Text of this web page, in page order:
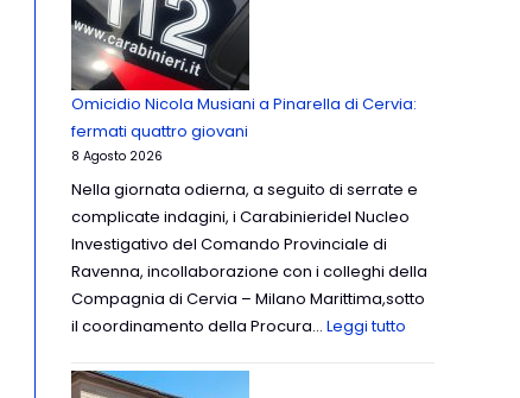
Omicidio Nicola Musiani a Pinarella di Cervia:
fermati quattro giovani
8 Agosto 2026
Nella giornata odierna, a seguito di serrate e
complicate indagini, i Carabinieridel Nucleo
Investigativo del Comando Provinciale di
Ravenna, incollaborazione con i colleghi della
Compagnia di Cervia – Milano Marittima,sotto
il coordinamento della Procura… Leggi tutto